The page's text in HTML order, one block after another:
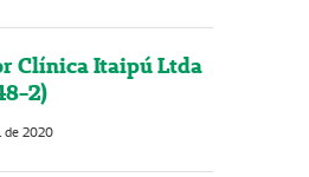
Clínica Itaipú Ltda
2)
de 2020